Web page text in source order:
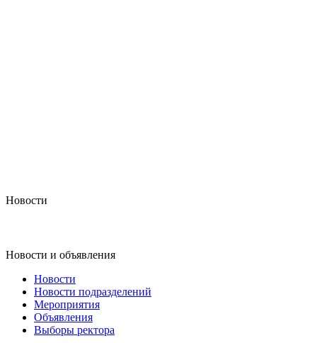
Новости
Новости и объявления
Новости
Новости подразделений
Мероприятия
Объявления
Выборы ректора